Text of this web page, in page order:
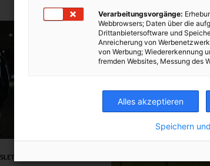
Verarbeitungsvorgänge:
Webbrowsers; Daten über die
Drittanbietersoftware und
Anreicherung von
von Werbung; Wiedererkennung
fremden Websites, Messung des
Alles akzeptieren
Speichern